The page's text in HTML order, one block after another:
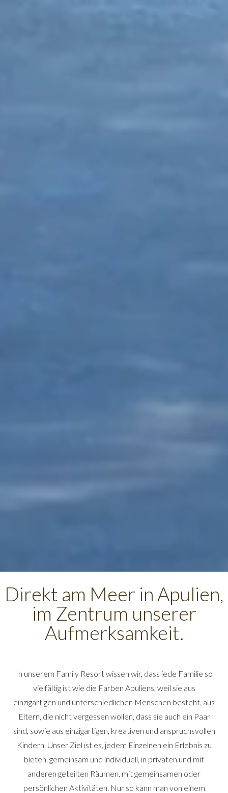
Direkt am Meer in Apulien,
im Zentrum unserer
Aufmerksamkeit.
In unserem Family Resort wissen wir, dass jede Familie so
vielfältig ist wie die Farben Apuliens, weil sie aus
einzigartigen und unterschiedlichen Menschen besteht, aus
Eltern, die nicht vergessen wollen, dass sie auch ein Paar
sind, sowie aus einzigartigen, kreativen und anspruchsvollen
Kindern. Unser Ziel ist es, jedem Einzelnen ein Erlebnis zu
bieten, gemeinsam und individuell, in privaten und mit
anderen geteilten Räumen, mit gemeinsamen oder
persönlichen Aktivitäten. Nur so kann man von einem